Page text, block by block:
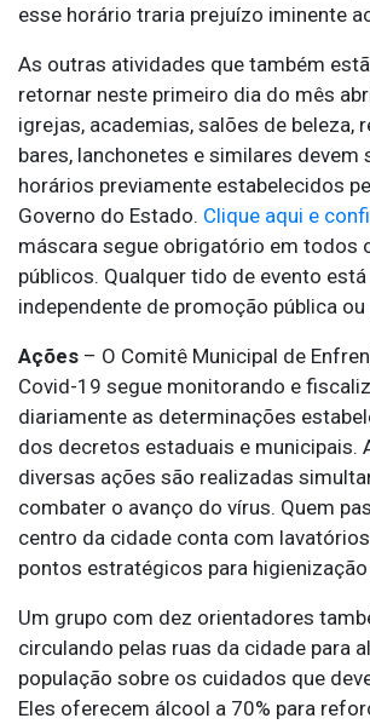
esse horário traria prejuízo iminente
As outras atividades que também
retornar neste primeiro dia do mês
igrejas, academias, salões de beleza,
bares, lanchonetes e similares devem
horários previamente estabelecidos
Governo do Estado. Clique aqui e
máscara segue obrigatório em todos
públicos. Qualquer tido de evento
independente de promoção pública ou
Ações – O Comitê Municipal de
Covid-19 segue monitorando e
diariamente as determinações
dos decretos estaduais e municipais.
diversas ações são realizadas
combater o avanço do vírus. Quem
centro da cidade conta com
pontos estratégicos para
Um grupo com dez orientadores
circulando pelas ruas da cidade para
população sobre os cuidados que
Eles oferecem álcool a 70% para